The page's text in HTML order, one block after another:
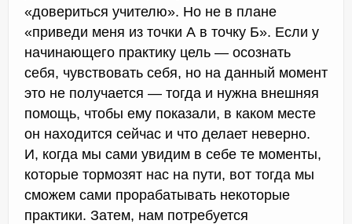
«довериться учителю». Но не в плане
«приведи меня из точки А в точку Б». Если у
начинающего практику цель — осознать
себя, чувствовать себя, но на данный момент
это не получается — тогда и нужна внешняя
помощь, чтобы ему показали, в каком месте
он находится сейчас и что делает неверно.
И, когда мы сами увидим в себе те моменты,
которые тормозят нас на пути, вот тогда мы
сможем сами прорабатывать некоторые
практики. Затем, нам потребуется